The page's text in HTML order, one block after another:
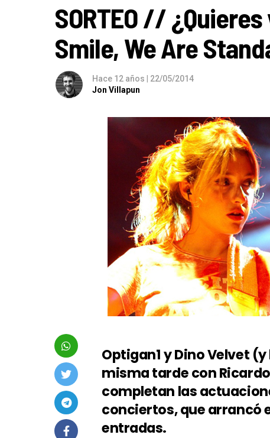
SORTEO //
Smile, We Are
Hace 12 años | 22/05/2014
Jon Villapun
Optigan1 y Dino Velvet
misma tarde con
completan las
conciertos, que arrancó
entradas.